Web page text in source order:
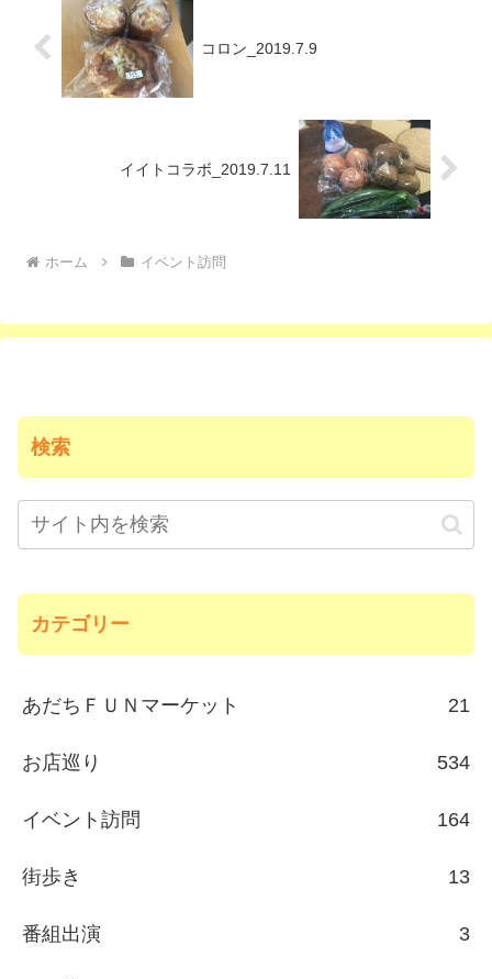
コロン_2019.7.9
イイトコラボ_2019.7.11
ホーム イベント訪問
検索
カテゴリー
あだちＦＵＮマーケット 21
お店巡り 534
イベント訪問 164
街歩き 13
番組出演 3